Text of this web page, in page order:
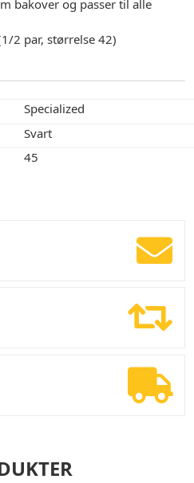
bakover og passer til alle
2 par, størrelse 42)
Specialized
Svart
45